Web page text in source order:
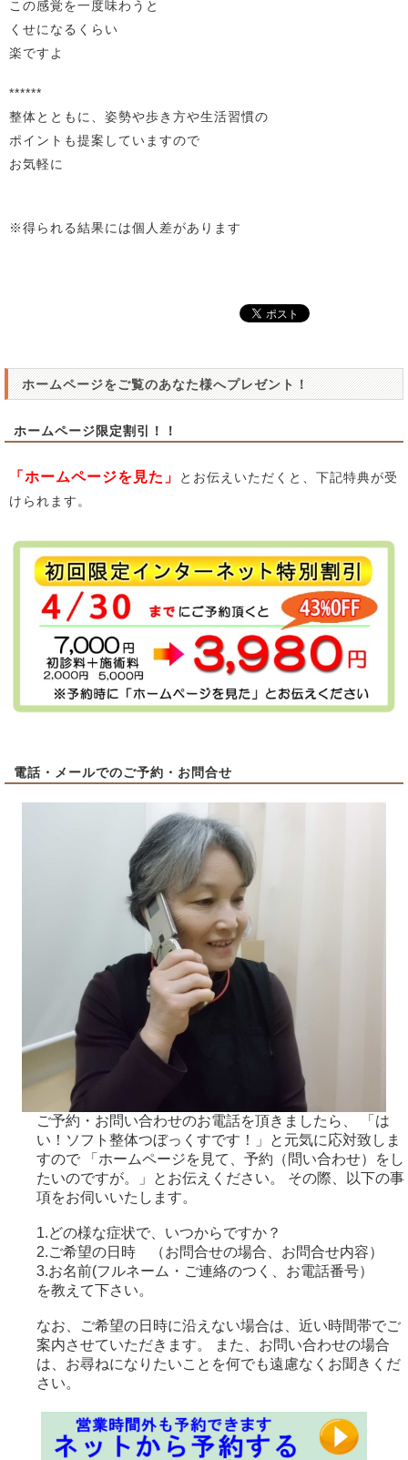
この感覚を一度味わうと
くせになるくらい
楽ですよ
******
整体とともに、姿勢や歩き方や生活習慣の
ポイントも提案していますので
お気軽に
※得られる結果には個人差があります
ホームページをご覧のあなた様へプレゼント！
ホームページ限定割引！！
「ホームページを見た」
とお伝えいただくと、下記特典が受
けられます。
電話・メールでのご予約・お問合せ
ご予約・お問い合わせのお電話を頂きましたら、 「は
い！ソフト整体つぼっくすです！」と元気に応対致しま
すので 「ホームページを見て、予約（問い合わせ）をし
たいのですが。」とお伝えください。 その際、以下の事
項をお伺いいたします。
1.どの様な症状で、いつからですか？
2.ご希望の日時 （お問合せの場合、お問合せ内容）
3.お名前(フルネーム・ご連絡のつく、お電話番号）
を教えて下さい。
なお、ご希望の日時に沿えない場合は、近い時間帯でご
案内させていただきます。 また、お問い合わせの場合
は、お尋ねになりたいことを何でも遠慮なくお聞きくだ
さい。